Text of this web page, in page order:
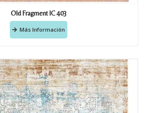
Old Fragment IC 403
Más Información